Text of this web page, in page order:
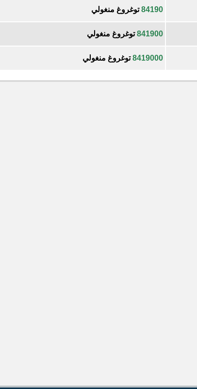
84190توغروغ منغولي
841900توغروغ منغولي
8419000توغروغ منغولي